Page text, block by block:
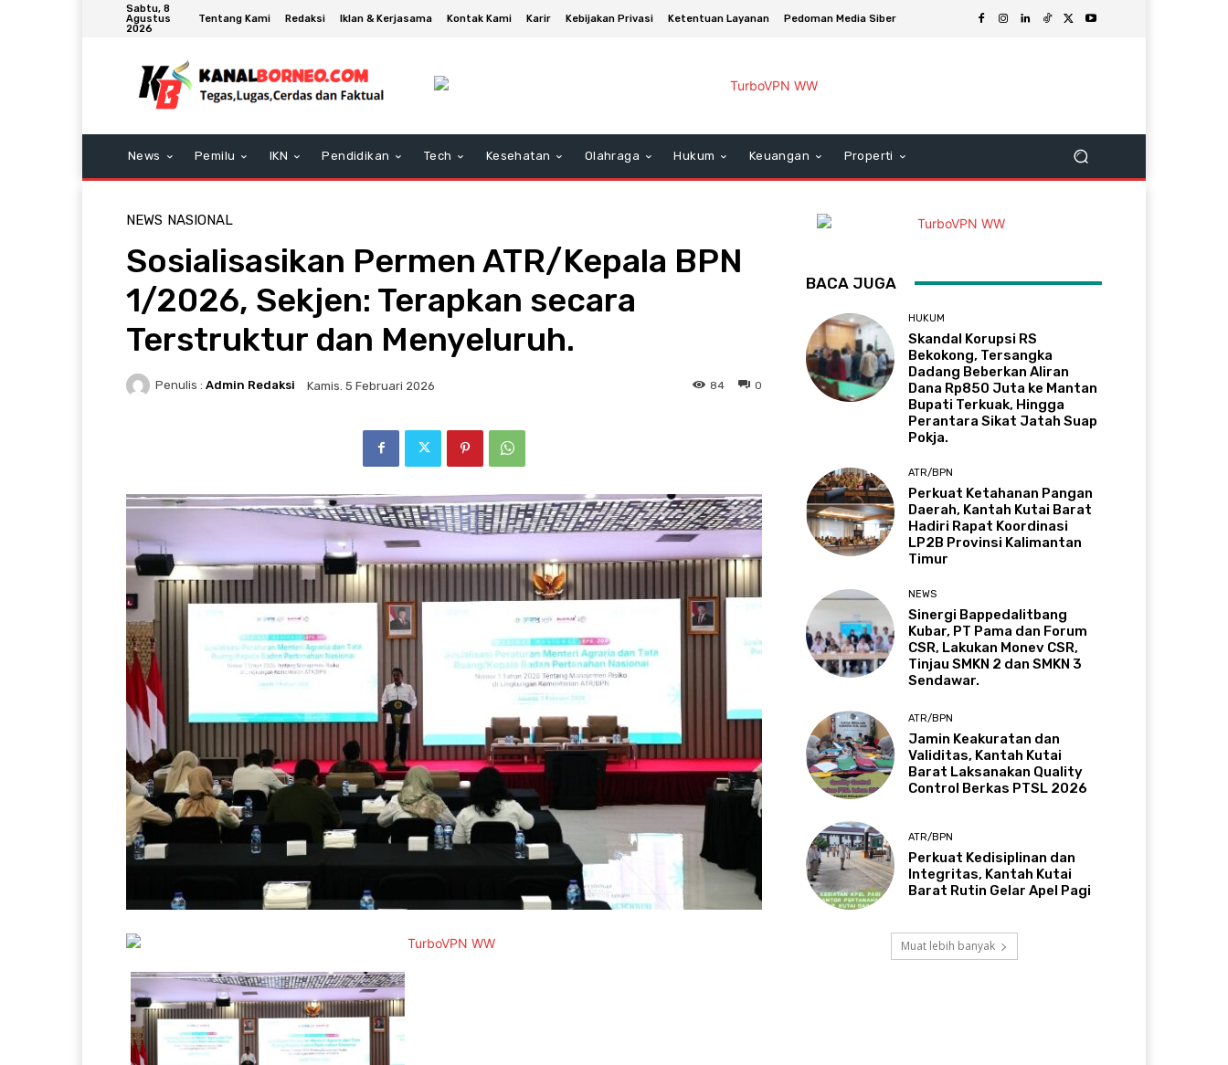
Sabtu, 8
Agustus
2026
Tentang Kami Redaksi Iklan & Kerjasama Kontak Kami Karir Kebijakan Privasi Ketentuan Layanan Pedoman Media Siber
News Pemilu IKN Pendidikan Tech Kesehatan Olahraga Hukum Keuangan Properti
NEWS NASIONAL
Sosialisasikan Permen ATR/Kepala BPN
1/2026, Sekjen: Terapkan secara
Terstruktur dan Menyeluruh.
Penulis : Admin Redaksi Kamis. 5 Februari 2026 0
84
BACA JUGA
HUKUM
Skandal Korupsi RS
Bekokong, Tersangka
Dadang Beberkan Aliran
Dana Rp850 Juta ke Mantan
Bupati Terkuak, Hingga
Perantara Sikat Jatah Suap
Pokja.
ATR/BPN
Perkuat Ketahanan Pangan
Daerah, Kantah Kutai Barat
Hadiri Rapat Koordinasi
LP2B Provinsi Kalimantan
Timur
NEWS
Sinergi Bappedalitbang
Kubar, PT Pama dan Forum
CSR, Lakukan Monev CSR,
Tinjau SMKN 2 dan SMKN 3
Sendawar.
ATR/BPN
Jamin Keakuratan dan
Validitas, Kantah Kutai
Barat Laksanakan Quality
Control Berkas PTSL 2026
ATR/BPN
Perkuat Kedisiplinan dan
Integritas, Kantah Kutai
Barat Rutin Gelar Apel Pagi
Muat lebih banyak